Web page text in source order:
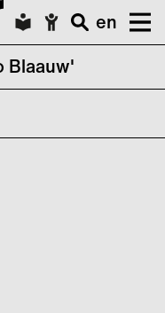
en
Blaauw'
– eine